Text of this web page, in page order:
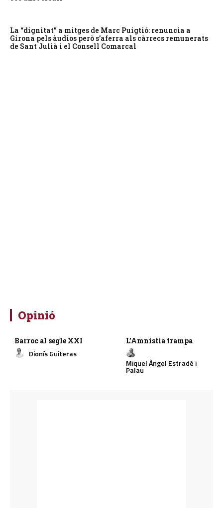
La “dignitat” a mitges de Marc Puigtió: renuncia a
Girona pels àudios però s’aferra als càrrecs remunerats
de Sant Julià i el Consell Comarcal
Opinió
Barroc al segle XXI
Dionís Guiteras
L’Amnistia trampa
Miquel Àngel Estradé i
Palau